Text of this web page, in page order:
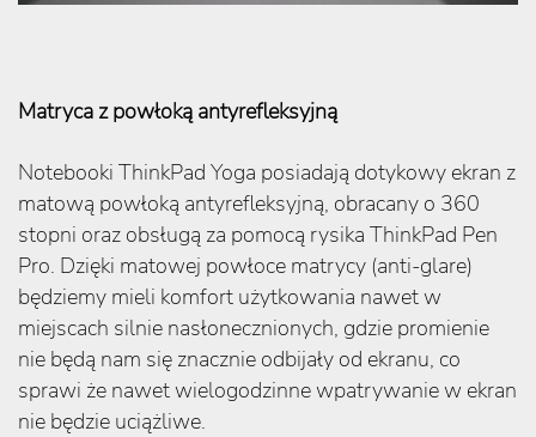
Matryca z powłoką antyrefleksyjną
Notebooki ThinkPad Yoga posiadają dotykowy ekran z
matową powłoką antyrefleksyjną, obracany o 360
stopni oraz obsługą za pomocą rysika ThinkPad Pen
Pro. Dzięki matowej powłoce matrycy (anti-glare)
będziemy mieli komfort użytkowania nawet w
miejscach silnie nasłonecznionych, gdzie promienie
nie będą nam się znacznie odbijały od ekranu, co
sprawi że nawet wielogodzinne wpatrywanie w ekran
nie będzie uciążliwe.